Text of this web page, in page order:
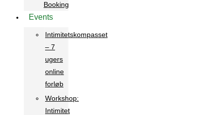
Booking
Events
Intimitetskompasset
– 7
ugers
online
forløb
Workshop:
Intimitet